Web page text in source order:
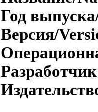
Год
Версия/